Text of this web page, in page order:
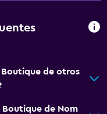
Boutique de otros
Boutique de Nom